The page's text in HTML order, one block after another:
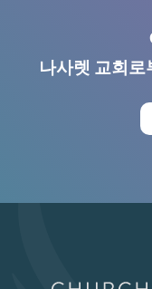
나사렛 교회